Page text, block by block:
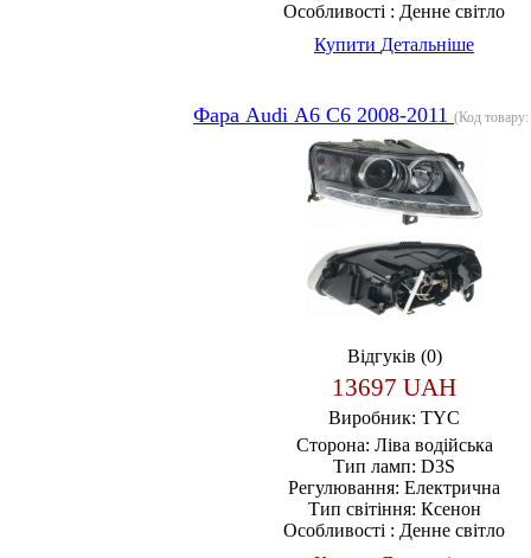
Особливості : Денне світло
Купити Детальніше
Фара Audi А6 С6 2008-2011 (Код товару:
Відгуків (0)
13697 UAH
Виробник: TYC
Сторона: Ліва водійська
Тип ламп: D3S
Регулювання: Електрична
Тип світіння: Ксенон
Особливості : Денне світло